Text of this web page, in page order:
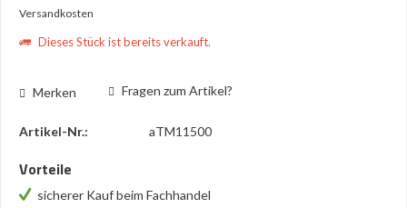
Versandkosten
Dieses Stück ist bereits verkauft.
Merken Fragen zum Artikel?
Artikel-Nr.: aTM11500
Vorteile
sicherer Kauf beim Fachhandel